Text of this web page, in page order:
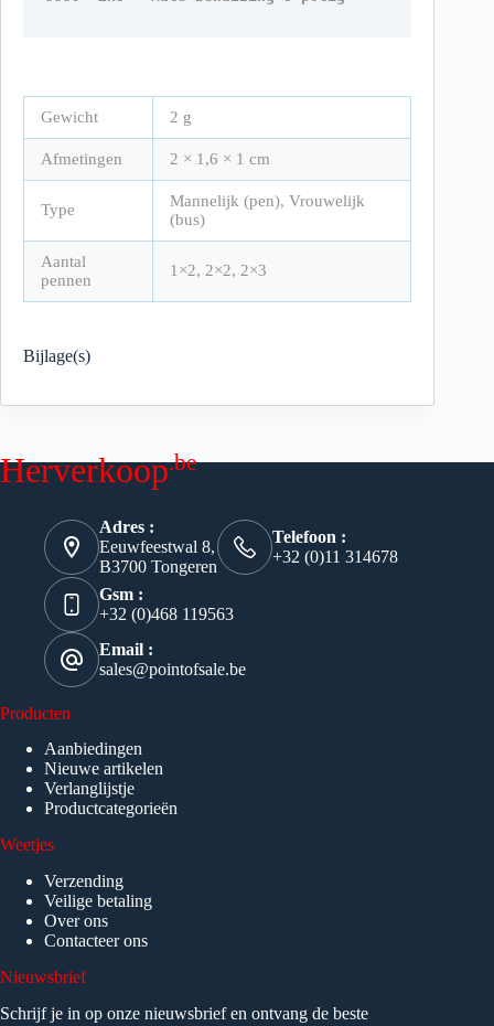
Gewicht 2 g
Afmetingen 2 × 1,6 × 1 cm
Type
Mannelijk (pen), Vrouwelijk
(bus)
Aantal
pennen
1×2, 2×2, 2×3
Bijlage(s)
Herverkoop.be
Adres :
Eeuwfeestwal 8,
B3700 Tongeren
Telefoon :
+32 (0)11 314678
Gsm :
+32 (0)468 119563
Email :
sales@pointofsale.be
Producten
Aanbiedingen
Nieuwe artikelen
Verlanglijstje
Productcategorieën
Weetjes
Verzending
Veilige betaling
Over ons
Contacteer ons
Nieuwsbrief
Schrijf je in op onze nieuwsbrief en ontvang de beste